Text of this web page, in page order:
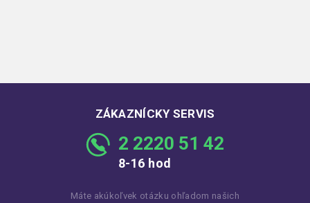
ZÁKAZNÍCKY SERVIS
2 2220 51 42
8-16 hod
Máte akúkoľvek otázku ohľadom našich